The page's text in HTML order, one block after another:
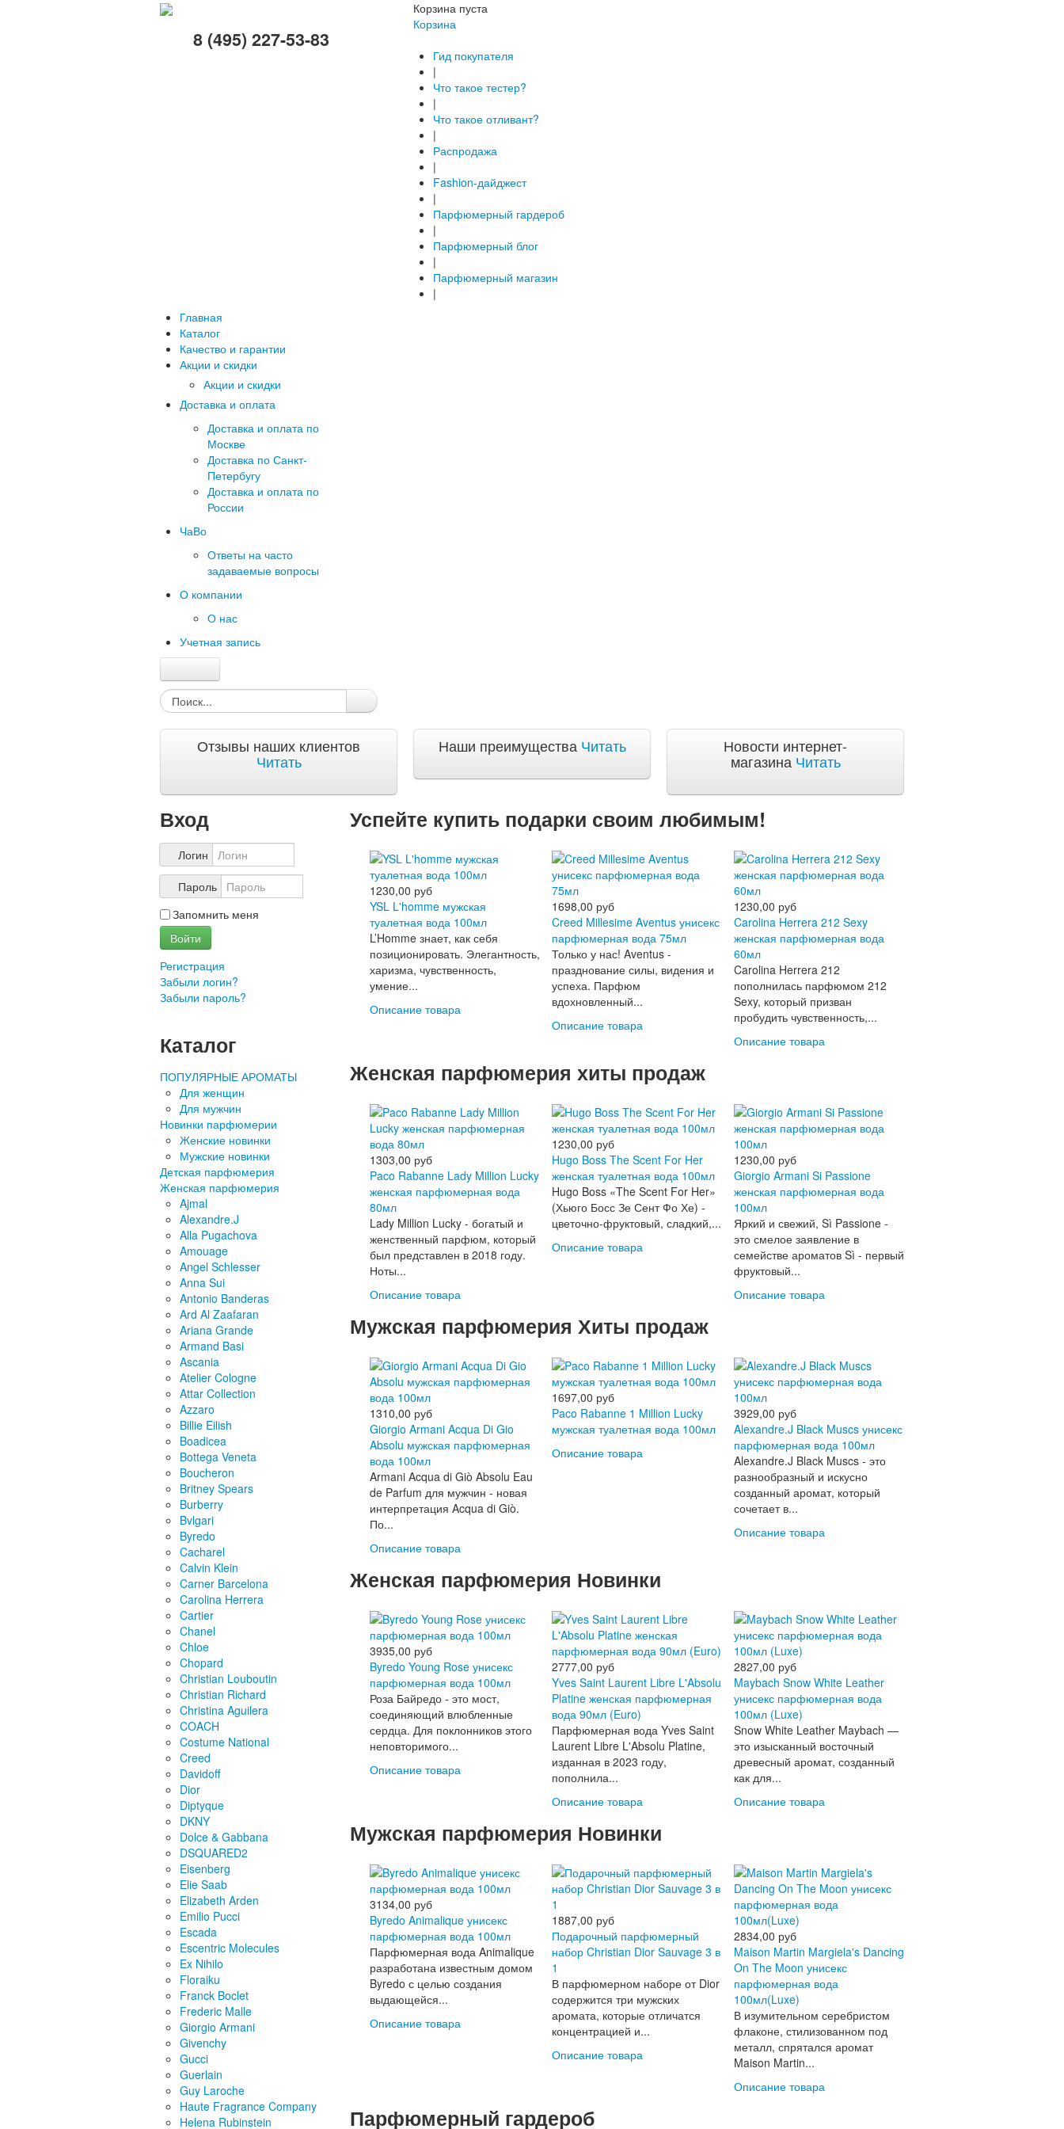
8 (495) 227-53-83
Корзина пуста
Корзина
Гид покупателя
|
Что такое тестер?
|
Что такое отливант?
|
Распродажа
|
Fashion-дайджест
|
Парфюмерный гардероб
|
Парфюмерный блог
|
Парфюмерный магазин
|
Главная
Каталог
Качество и гарантии
Акции и скидки
Акции и скидки
Доставка и оплата
Доставка и оплата по
Москве
Доставка по Санкт-
Петербугу
Доставка и оплата по
России
ЧаВо
Ответы на часто
задаваемые вопросы
О компании
О нас
Учетная запись
Главная
Каталог
Акции и скидки
Акции и скидки
Доставка и оплата
Доставка и оплата по Москве
Доставка по Санкт-Петербугу
Доставка и оплата по России
ЧаВо
Ответы на часто задаваемые вопросы
О компании
О нас
Отзывы наших клиентов
Читать
Наши преимущества Читать
Новости интернет-
магазина Читать
Вход
Логин
Пароль
Запомнить меня
Войти
Регистрация
Забыли логин?
Забыли пароль?
Каталог
ПОПУЛЯРНЫЕ АРОМАТЫ
Для женщин
Для мужчин
Новинки парфюмерии
Женские новинки
Мужские новинки
Детская парфюмерия
Женская парфюмерия
Ajmal
Alexandre.J
Alla Pugachova
Amouage
Angel Schlesser
Anna Sui
Antonio Banderas
Ard Al Zaafaran
Ariana Grande
Armand Basi
Ascania
Atelier Cologne
Attar Collection
Azzaro
Billie Eilish
Boadicea
Bottega Veneta
Boucheron
Britney Spears
Burberry
Bvlgari
Byredo
Cacharel
Calvin Klein
Carner Barcelona
Carolina Herrera
Cartier
Chanel
Chloe
Chopard
Christian Louboutin
Christian Richard
Christina Aguilera
COACH
Costume National
Creed
Davidoff
Dior
Diptyque
DKNY
Dolce & Gabbana
DSQUARED2
Eisenberg
Elie Saab
Elizabeth Arden
Emilio Pucci
Escada
Escentric Molecules
Ex Nihilo
Floraiku
Franck Boclet
Frederic Malle
Giorgio Armani
Givenchy
Gucci
Guerlain
Guy Laroche
Haute Fragrance Company
Helena Rubinstein
Успейте купить подарки своим любимым!
1230,00 руб
YSL L'homme мужская
туалетная вода 100мл
L’Homme знает, как себя
позиционировать. Элегантность,
харизма, чувственность,
умение...
Описание товара
1698,00 руб
Creed Millesime Aventus унисекс
парфюмерная вода 75мл
Только у нас! Aventus -
празднование силы, видения и
успеха. Парфюм
вдохновленный...
Описание товара
1230,00 руб
Carolina Herrera 212 Sexy
женская парфюмерная вода
60мл
Carolina Herrera 212
пополнилась парфюмом 212
Sexy, который призван
пробудить чувственность,...
Описание товара
Женская парфюмерия хиты продаж
1303,00 руб
Paco Rabanne Lady Million Lucky
женская парфюмерная вода
80мл
Lady Million Lucky - богатый и
женственный парфюм, который
был представлен в 2018 году.
Ноты...
Описание товара
1230,00 руб
Hugo Boss The Scent For Her
женская туалетная вода 100мл
Hugo Boss «The Scent For Her»
(Хьюго Босс Зе Сент Фо Хе) -
цветочно-фруктовый, сладкий,...
Описание товара
1230,00 руб
Giorgio Armani Si Passione
женская парфюмерная вода
100мл
Яркий и свежий, Sì Passione -
это смелое заявление в
семействе ароматов Sì - первый
фруктовый...
Описание товара
Мужская парфюмерия Хиты продаж
1310,00 руб
Giorgio Armani Acqua Di Gio
Absolu мужская парфюмерная
вода 100мл
Armani Acqua di Giò Absolu Eau
de Parfum для мужчин - новая
интерпретация Acqua di Giò.
По...
Описание товара
1697,00 руб
Paco Rabanne 1 Million Lucky
мужская туалетная вода 100мл
Описание товара
3929,00 руб
Alexandre.J Black Muscs унисекс
парфюмерная вода 100мл
Alexandre.J Black Muscs - это
разнообразный и искусно
созданный аромат, который
сочетает в...
Описание товара
Женская парфюмерия Новинки
3935,00 руб
Byredo Young Rose унисекс
парфюмерная вода 100мл
Роза Байредо - это мост,
соединяющий влюбленные
сердца. Для поклонников этого
неповторимого...
Описание товара
2777,00 руб
Yves Saint Laurent Libre L'Absolu
Platine женская парфюмерная
вода 90мл (Euro)
Парфюмерная вода Yves Saint
Laurent Libre L'Absolu Platine,
изданная в 2023 году,
пополнила...
Описание товара
2827,00 руб
Maybach Snow White Leather
унисекс парфюмерная вода
100мл (Luxe)
Snow White Leather Maybach —
это изысканный восточный
древесный аромат, созданный
как для...
Описание товара
Мужская парфюмерия Новинки
3134,00 руб
Byredo Animalique унисекс
парфюмерная вода 100мл
Парфюмерная вода Animalique
разработана известным домом
Byredo с целью создания
выдающейся...
Описание товара
1887,00 руб
Подарочный парфюмерный
набор Christian Dior Sauvage 3 в
1
В парфюмерном наборе от Dior
содержится три мужских
аромата, которые отличатся
концентрацией и...
Описание товара
2834,00 руб
Maison Martin Margiela's Dancing
On The Moon унисекс
парфюмерная вода
100мл(Luxe)
В изумительном серебристом
флаконе, стилизованном под
металл, спрятался аромат
Maison Martin...
Описание товара
Парфюмерный гардероб